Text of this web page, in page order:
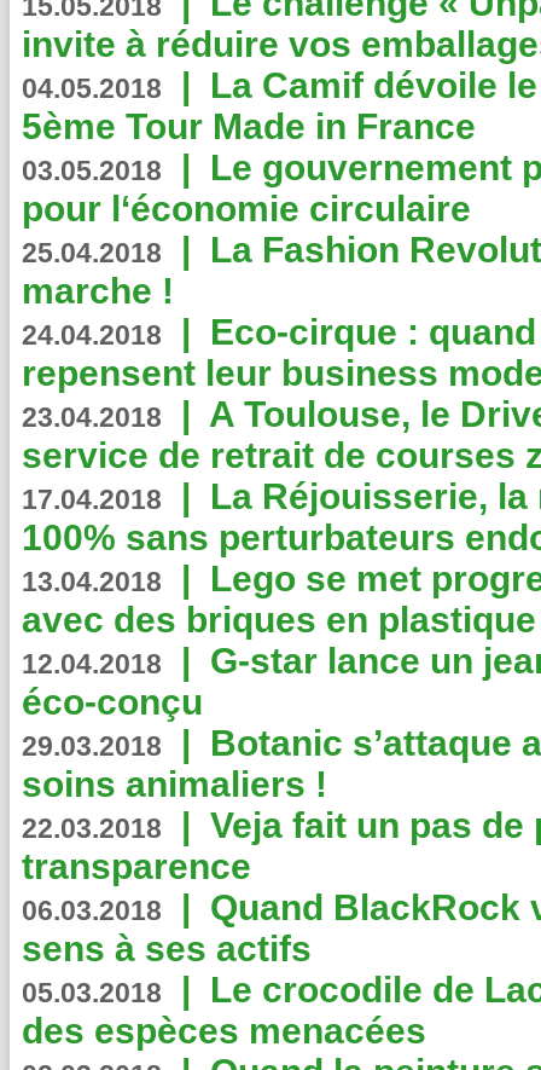
invite à réduire vos
04.05.2018 | La Camif dévoile
5ème Tour Made in France
03.05.2018 | Le gouvernement
pour l‘économie circulaire
25.04.2018 | La Fashion
marche !
24.04.2018 | Eco-cirque :
repensent leur business
23.04.2018 | A Toulouse, le
service de retrait de courses
17.04.2018 | La Réjouisserie,
100% sans perturbateurs
13.04.2018 | Lego se met
avec des briques en
12.04.2018 | G-star lance un
éco-conçu
29.03.2018 | Botanic s’attaque
soins animaliers !
22.03.2018 | Veja fait un pas de
transparence
06.03.2018 | Quand BlackRock
sens à ses actifs
05.03.2018 | Le crocodile de
des espèces menacées